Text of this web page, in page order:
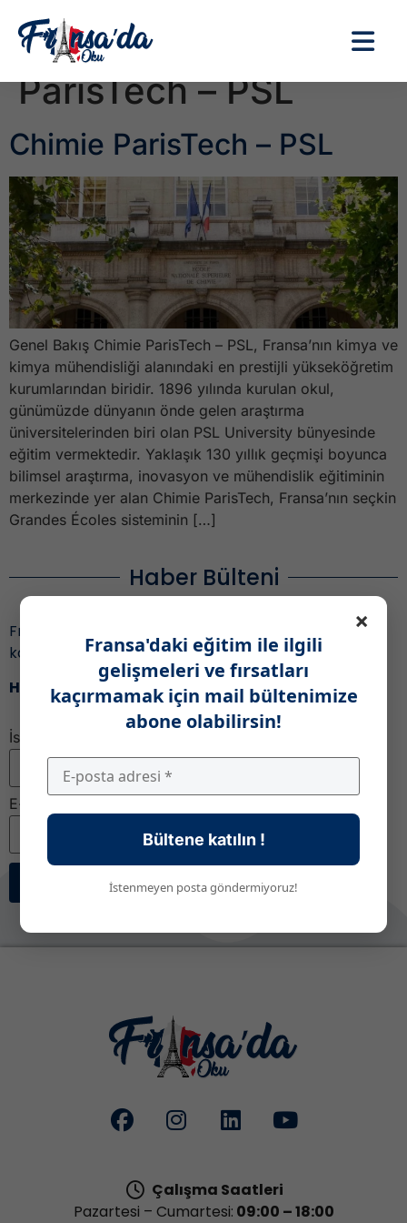
Etiket:Chimie
ParisTech – PSL
Chimie ParisTech – PSL
Genel Bakış Chimie ParisTech – PSL, Fransa’nın kimya ve
kimya mühendisliği alanındaki en prestijli yükseköğretim
kurumlarından biridir. 1896 yılında kurulan okul,
günümüzde dünyanın önde gelen araştırma
üniversitelerinden biri olan PSL University bünyesinde
eğitim vermektedir. Yaklaşık 130 yıllık geçmişi boyunca
bilimsel araştırma, inovasyon ve mühendislik eğitiminin
merkezinde yer alan Chimie ParisTech, Fransa’nın seçkin
Grandes Écoles sisteminin […]
Haber Bülteni
Fransa’daki eğitim ile ilgili gelişmeleri ve fırsatları
kaçırmamak için,
Haber bültenimize katıl!
İsim
E-posta
Çalışma Saatleri
Pazartesi – Cumartesi: 09:00 – 18:00
×
Fransa'daki eğitim ile ilgili
gelişmeleri ve fırsatları
kaçırmamak için mail bültenimize
abone olabilirsin!
Bültene katılın !
İstenmeyen posta göndermiyoruz!